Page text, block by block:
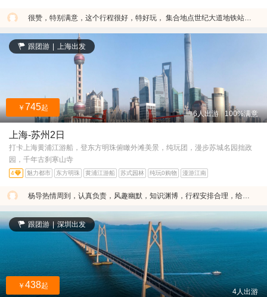
很赞，特别满意，这个行程很好，特好玩， 集合地点世纪大道地铁站很方便。
6人出游 100%满意
跟团游 | 上海出发
￥ 745起
上海-苏州2日
打卡上海黄浦江游船，登东方明珠俯瞰外滩美景，纯玩团，漫步苏城名园拙政
园，千年古刹寒山寺
4 魅力都市 东方明珠 黄浦江游船 苏式园林 纯玩0购物 漫游江南
杨导热情周到，认真负责，风趣幽默，知识渊博，行程安排合理，给我们一个轻松愉快的旅途
4人出游
跟团游 | 深圳出发
￥ 438起